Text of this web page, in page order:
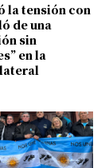
la tensión con
de una
sin
en la